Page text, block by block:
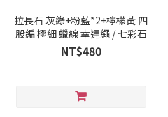
拉長石 灰綠+粉藍*2+檸檬黃 四
股編 極細 蠟線 幸運繩 / 七彩石
NT$480